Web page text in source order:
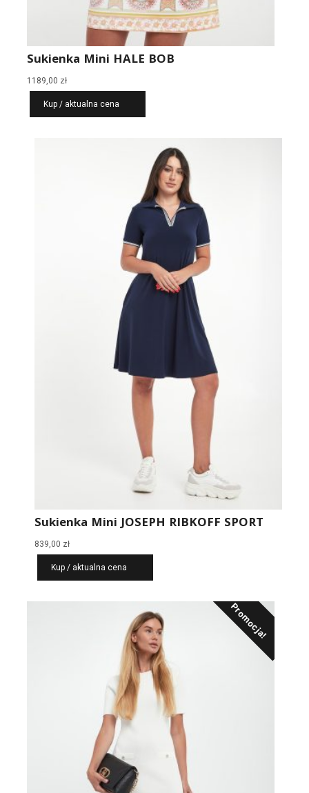
Sukienka Mini HALE BOB
1189,00 zł
Kup / aktualna cena
Sukienka Mini JOSEPH RIBKOFF SPORT
839,00 zł
Kup / aktualna cena
Promocja!